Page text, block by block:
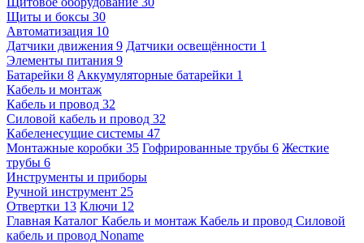
Щиты и боксы 30
Автоматизация 10
Датчики движения 9 Датчики освещённости 1
Элементы питания 9
Батарейки 8 Аккумуляторные батарейки 1
Кабель и монтаж
Кабель и провод 32
Силовой кабель и провод 32
Кабеленесущие системы 47
Монтажные коробки 35 Гофрированные трубы 6 Жесткие
трубы 6
Инструменты и приборы
Ручной инструмент 25
Отвертки 13 Ключи 12
Главная Каталог Кабель и монтаж Кабель и провод Силовой
кабель и провод Noname